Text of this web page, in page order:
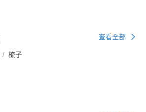
查看全部
梳子